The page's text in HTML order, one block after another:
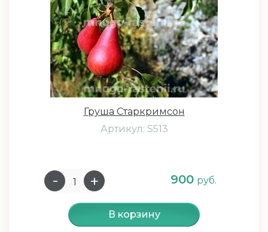
Груша Старкримсон
Артикул: S513
900 руб.
В корзину